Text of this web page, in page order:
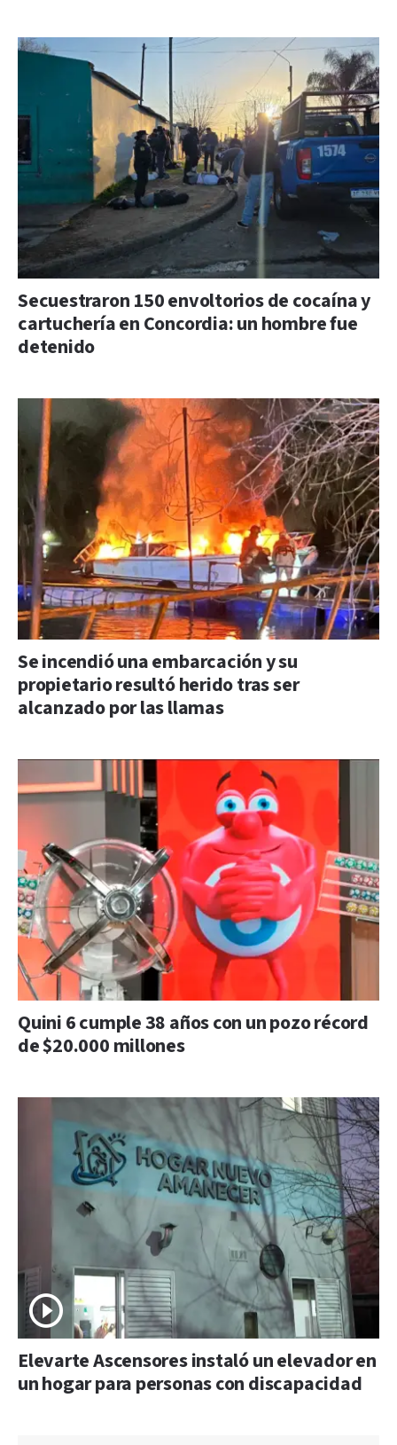
Secuestraron 150 envoltorios de cocaína y
cartuchería en Concordia: un hombre fue
detenido
Se incendió una embarcación y su
propietario resultó herido tras ser
alcanzado por las llamas
Quini 6 cumple 38 años con un pozo récord
de $20.000 millones
Elevarte Ascensores instaló un elevador en
un hogar para personas con discapacidad